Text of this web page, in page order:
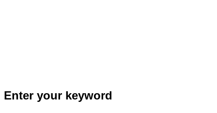
Enter your keyword